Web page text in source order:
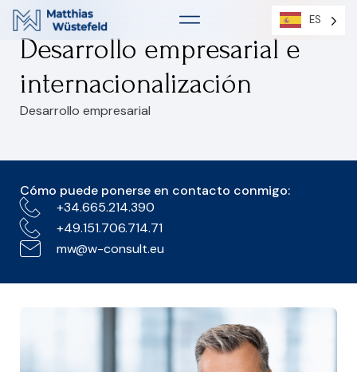
ES
ES
Desarrollo empresarial e
internacionalización
Desarrollo empresarial
Cómo puede ponerse en contacto conmigo:
+34.665.214.390
+49.151.706.714.71
mw@w-consult.eu